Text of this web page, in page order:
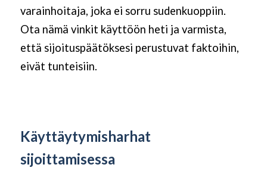
varainhoitaja, joka ei sorru sudenkuoppiin.
Ota nämä vinkit käyttöön heti ja varmista,
että sijoituspäätöksesi perustuvat faktoihin,
eivät tunteisiin.
Käyttäytymisharhat
sijoittamisessa